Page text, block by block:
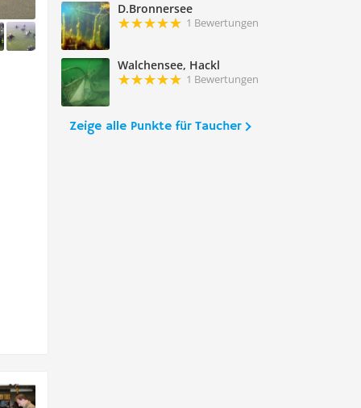
D.Bronnersee
1 Bewertungen
Walchensee, Hackl
1 Bewertungen
Zeige alle Punkte für Taucher